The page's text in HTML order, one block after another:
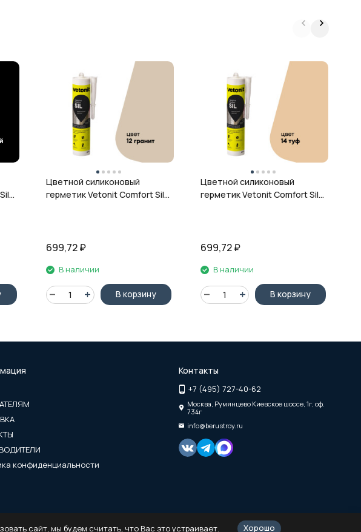
Цветной силиконовый
герметик Vetonit Comfort Sil,
699,72₽
В наличии
В корзину
Цветной силиконовый
герметик Vetonit Comfort Sil,
699,72₽
В наличии
В корзину
конфиденциальности
Контакты
+7 (495) 727-40-62
Москва, Румянцево Киевское шоссе, 1г, оф.
734г
info@berustroy.ru
сайт, мы будем считать, что Вас это устраивает. Хорошо